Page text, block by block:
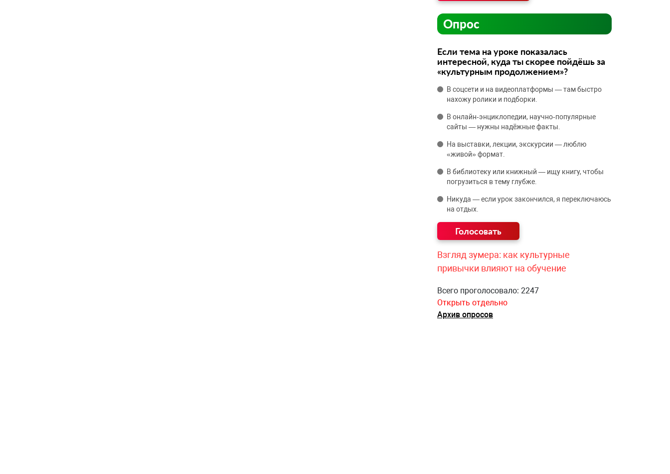
Опрос
Если тема на уроке показалась
интересной, куда ты скорее пойдёшь за
«культурным продолжением»?
В соцсети и на видеоплатформы — там быстро
нахожу ролики и подборки.
В онлайн‑энциклопедии, научно‑популярные
сайты — нужны надёжные факты.
На выставки, лекции, экскурсии — люблю
«живой» формат.
В библиотеку или книжный — ищу книгу, чтобы
погрузиться в тему глубже.
Никуда — если урок закончился, я переключаюсь
на отдых.
Взгляд зумера: как культурные
привычки влияют на обучение
Всего проголосовало: 2247
Открыть отдельно
Архив опросов